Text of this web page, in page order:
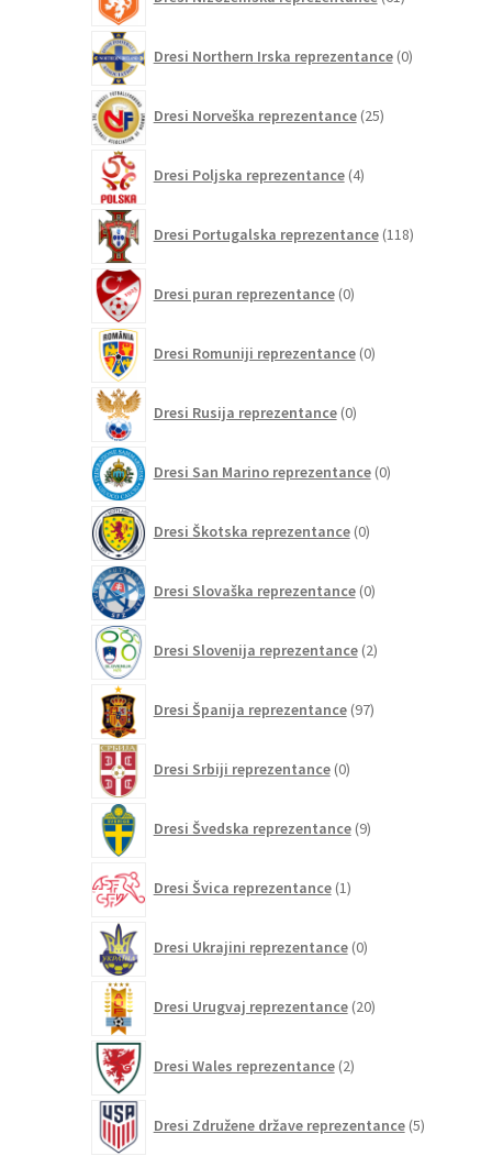
izdelkov
Dresi Northern Irska reprezentance 0izdelkov
Dresi Norveška reprezentance 25izdelkov
Dresi Poljska reprezentance 4izdelki
Dresi Portugalska reprezentance 118izdelkov
Dresi puran reprezentance 0izdelkov
Dresi Romuniji reprezentance 0izdelkov
Dresi Rusija reprezentance 0izdelkov
Dresi San Marino reprezentance 0izdelkov
Dresi Škotska reprezentance 0izdelkov
Dresi Slovaška reprezentance 0izdelkov
Dresi Slovenija reprezentance 2izdelka
Dresi Španija reprezentance 97izdelkov
Dresi Srbiji reprezentance 0izdelkov
Dresi Švedska reprezentance 9izdelkov
Dresi Švica reprezentance 1izdelek
Dresi Ukrajini reprezentance 0izdelkov
Dresi Urugvaj reprezentance 20izdelkov
Dresi Wales reprezentance 2izdelka
Dresi Združene države reprezentance 5izdelkov